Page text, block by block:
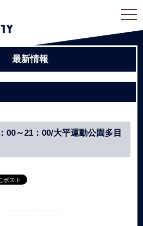
最新情報
00～21：00/大平運動公園多目